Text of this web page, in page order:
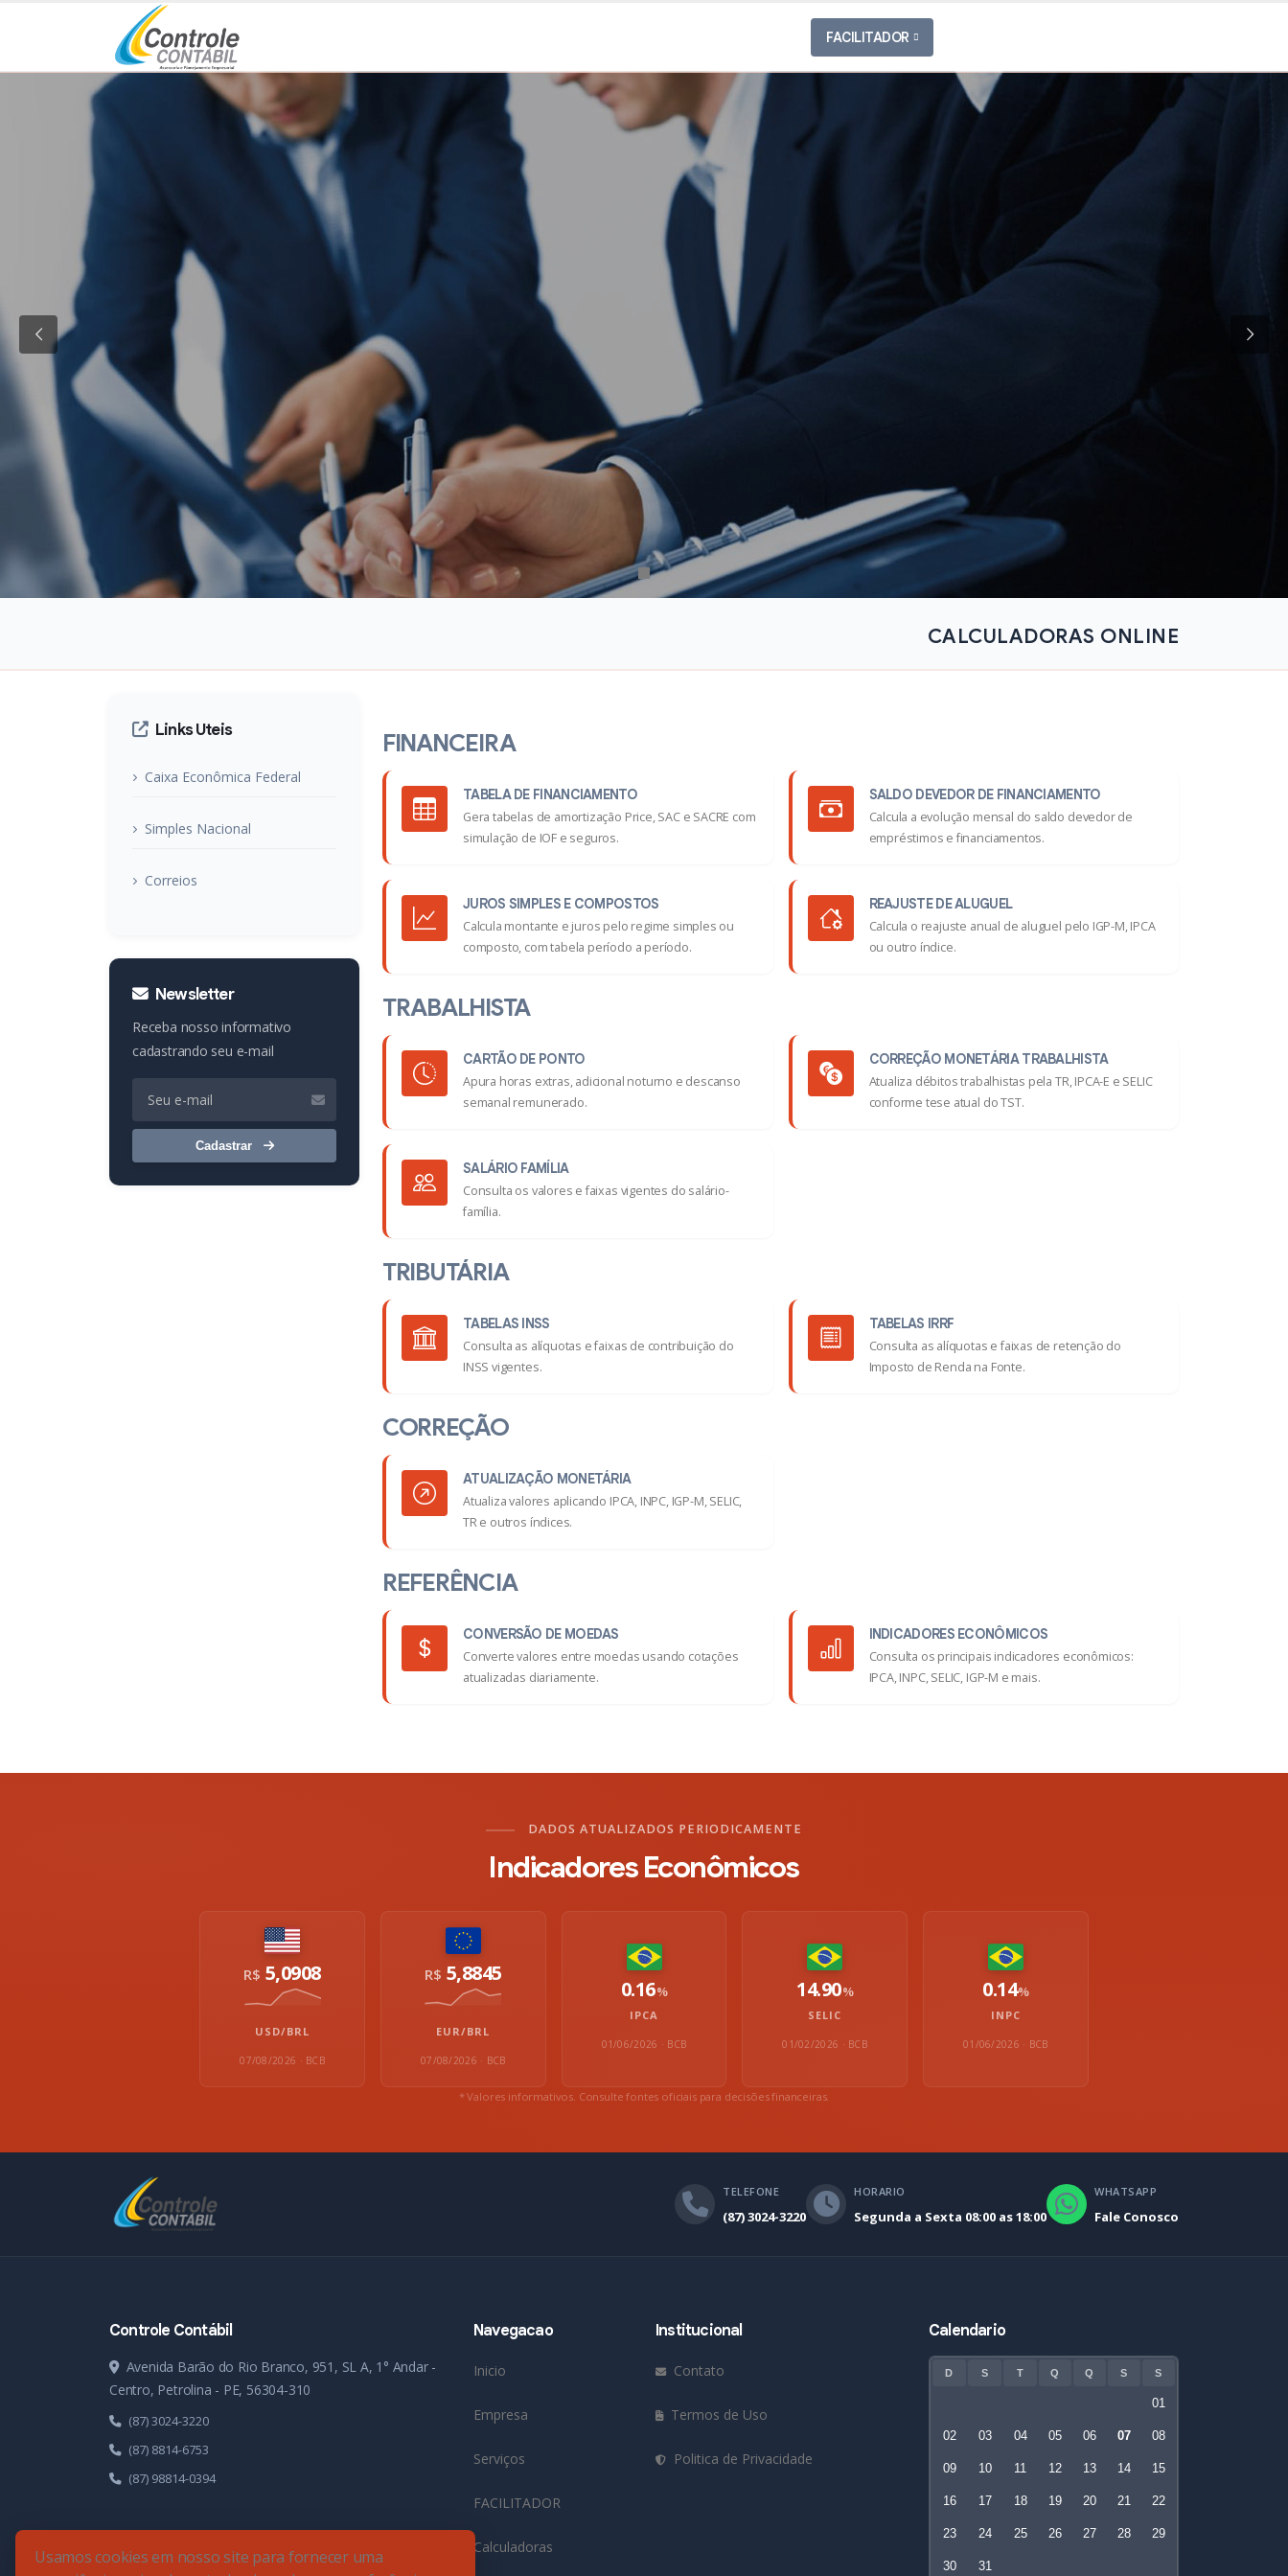
FACILITADOR
CALCULADORAS ONLINE
Links Uteis
Caixa Econômica Federal
Simples Nacional
Correios
Newsletter
Receba nosso informativo
cadastrando seu e-mail
Cadastrar
FINANCEIRA
TABELA DE FINANCIAMENTO
Gera tabelas de amortização Price, SAC e SACRE com
simulação de IOF e seguros.
SALDO DEVEDOR DE FINANCIAMENTO
Calcula a evolução mensal do saldo devedor de
empréstimos e financiamentos.
JUROS SIMPLES E COMPOSTOS
Calcula montante e juros pelo regime simples ou
composto, com tabela período a período.
REAJUSTE DE ALUGUEL
Calcula o reajuste anual de aluguel pelo IGP-M, IPCA
ou outro índice.
TRABALHISTA
CARTÃO DE PONTO
Apura horas extras, adicional noturno e descanso
semanal remunerado.
CORREÇÃO MONETÁRIA TRABALHISTA
Atualiza débitos trabalhistas pela TR, IPCA-E e SELIC
conforme tese atual do TST.
SALÁRIO FAMÍLIA
Consulta os valores e faixas vigentes do salário-
família.
TRIBUTÁRIA
TABELAS INSS
Consulta as alíquotas e faixas de contribuição do
INSS vigentes.
TABELAS IRRF
Consulta as alíquotas e faixas de retenção do
Imposto de Renda na Fonte.
CORREÇÃO
ATUALIZAÇÃO MONETÁRIA
Atualiza valores aplicando IPCA, INPC, IGP-M, SELIC,
TR e outros índices.
REFERÊNCIA
CONVERSÃO DE MOEDAS
Converte valores entre moedas usando cotações
atualizadas diariamente.
INDICADORES ECONÔMICOS
Consulta os principais indicadores econômicos:
IPCA, INPC, SELIC, IGP-M e mais.
DADOS ATUALIZADOS PERIODICAMENTE
Indicadores Econômicos
R$ 5,0908
USD/BRL
07/08/2026 · BCB
R$ 5,8845
EUR/BRL
07/08/2026 · BCB
0.16%
IPCA
01/06/2026 · BCB
14.90%
SELIC
01/02/2026 · BCB
0.14%
INPC
01/06/2026 · BCB
* Valores informativos. Consulte fontes oficiais para decisões financeiras.
TELEFONE
(87) 3024-3220
HORARIO
Segunda a Sexta 08:00 as 18:00
WHATSAPP
Fale Conosco
Controle Contábil
Avenida Barão do Rio Branco, 951, SL A, 1° Andar -
Centro, Petrolina - PE, 56304-310
(87) 3024-3220
(87) 8814-6753
(87) 98814-0394
Navegacao
Inicio
Empresa
Serviços
FACILITADOR
Calculadoras
Institucional
Contato
Termos de Uso
Politica de Privacidade
Calendario
D S T Q Q S S
01
02 03 04 05 06 07 08
09 10 11 12 13 14 15
16 17 18 19 20 21 22
23 24 25 26 27 28 29
30 31
Usamos cookies em nosso site para fornecer uma